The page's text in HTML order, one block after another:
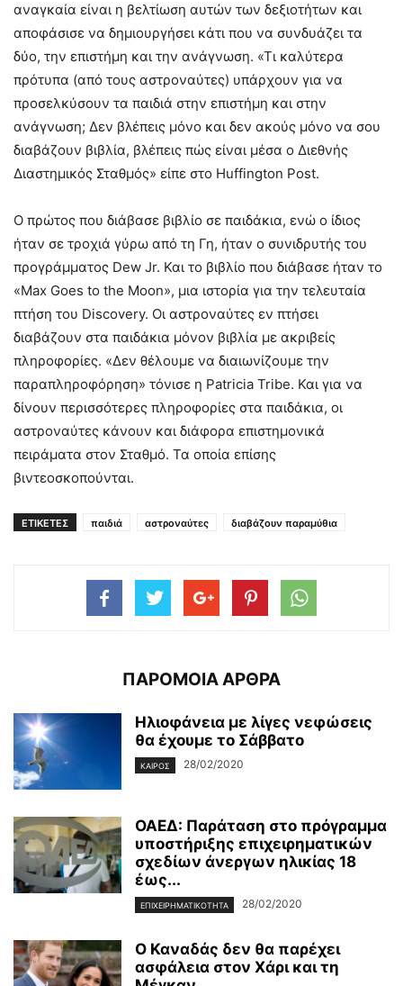
αναγκαία είναι η βελτίωση αυτών των δεξιοτήτων και
αποφάσισε να δημιουργήσει κάτι που να συνδυάζει τα
δύο, την επιστήμη και την ανάγνωση. «Τι καλύτερα
πρότυπα (από τους αστροναύτες) υπάρχουν για να
προσελκύσουν τα παιδιά στην επιστήμη και στην
ανάγνωση; Δεν βλέπεις μόνο και δεν ακούς μόνο να σου
διαβάζουν βιβλία, βλέπεις πώς είναι μέσα ο Διεθνής
Διαστημικός Σταθμός» είπε στο Huffington Post.
Ο πρώτος που διάβασε βιβλίο σε παιδάκια, ενώ ο ίδιος
ήταν σε τροχιά γύρω από τη Γη, ήταν ο συνιδρυτής του
προγράμματος Dew Jr. Και το βιβλίο που διάβασε ήταν το
«Max Goes to the Moon», μια ιστορία για την τελευταία
πτήση του Discovery. Οι αστροναύτες εν πτήσει
διαβάζουν στα παιδάκια μόνον βιβλία με ακριβείς
πληροφορίες. «Δεν θέλουμε να διαιωνίζουμε την
παραπληροφόρηση» τόνισε η Patricia Tribe. Και για να
δίνουν περισσότερες πληροφορίες στα παιδάκια, οι
αστροναύτες κάνουν και διάφορα επιστημονικά
πειράματα στον Σταθμό. Τα οποία επίσης
βιντεοσκοπούνται.
ΕΤΙΚΕΤΕΣ παιδιά αστροναύτες διαβάζουν παραμύθια
ΠΑΡΟΜΟΙΑ ΑΡΘΡΑ
Ηλιοφάνεια με λίγες νεφώσεις
θα έχουμε το Σάββατο
ΚΑΙΡΌΣ 28/02/2020
ΟΑΕΔ: Παράταση στο πρόγραμμα
υποστήριξης επιχειρηματικών
σχεδίων άνεργων ηλικίας 18
έως...
ΕΠΙΧΕΙΡΗΜΑΤΙΚΌΤΗΤΑ 28/02/2020
Ο Καναδάς δεν θα παρέχει
ασφάλεια στον Χάρι και τη